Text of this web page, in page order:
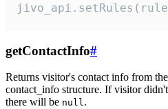
getContactInfo#
Returns visitor's contact info from
contact_info structure. If visitor
there will be null.